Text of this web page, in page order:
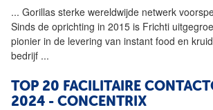
... Gorillas sterke wereldwijde netwerk
Sinds de oprichting in 2015 is Frichti
pionier in de levering van instant food en
bedrijf ...
TOP 20 FACILITAIRE
2024 - CONCENTRIX